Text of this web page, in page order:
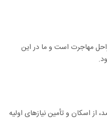
مهاجرت است و ما در این
از اسکان و تأمین نیازهای اولیه